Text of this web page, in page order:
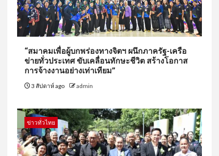
“สมาคมเพื่อผู้บกพร่องทางจิตฯ ผนึกภาครัฐ-เครือ
ข่ายทั่วประเทศ ขับเคลื่อนทักษะชีวิต สร้างโอกาส
การจ้างงานอย่างเท่าเทียม”
3 สัปดาห์ ago admin
ข่าวทั่วไทย